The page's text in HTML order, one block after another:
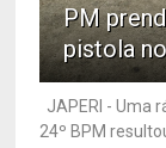
PM
pistola
JAPERI - Uma
24º BPM